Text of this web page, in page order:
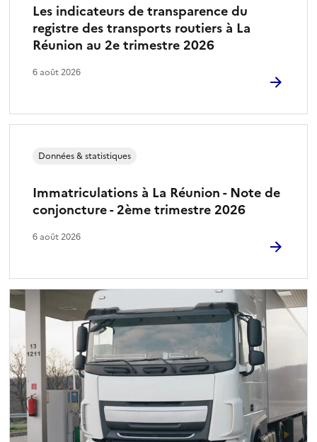
Les indicateurs de transparence du
registre des transports routiers à La
Réunion au 2e trimestre 2026
6 août 2026
Immatriculations à La Réunion - Note de
conjoncture - 2ème trimestre 2026
Données & statistiques
6 août 2026